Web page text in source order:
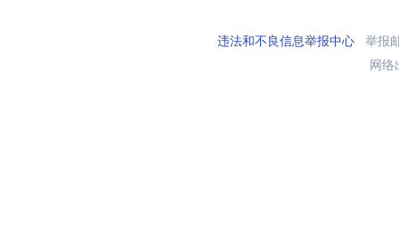
违法和不良信息举报中心举报
网